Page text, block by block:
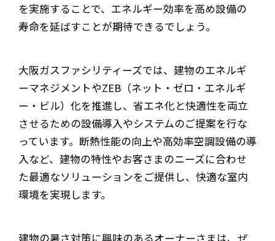
を実施することで、エネルギー効率を高め設備の
寿命を延ばすことが期待できるでしょう。
大阪ガスファシリティーズでは、建物のエネルギ
ーマネジメントやZEB（ネット・ゼロ・エネルギ
ー・ビル）化を推進し、省エネ化と快適性を両立
させるための設備導入やシステムのご提案を行な
っています。断熱性能の向上や高効率空調設備の導
入など、建物の特性やお客さまのニーズに合わせ
た最適なソリューションをご提供し、快適な室内
環境を実現します。
建物の暑さ対策に興味のあるオーナーさまは、ぜ